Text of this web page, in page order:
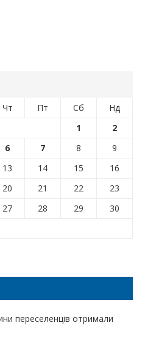
Чт Пт Сб
Нд
1
2
6 7 8
9
13 14 15
16
20 21 22
23
27 28 29
30
переселенців отримали